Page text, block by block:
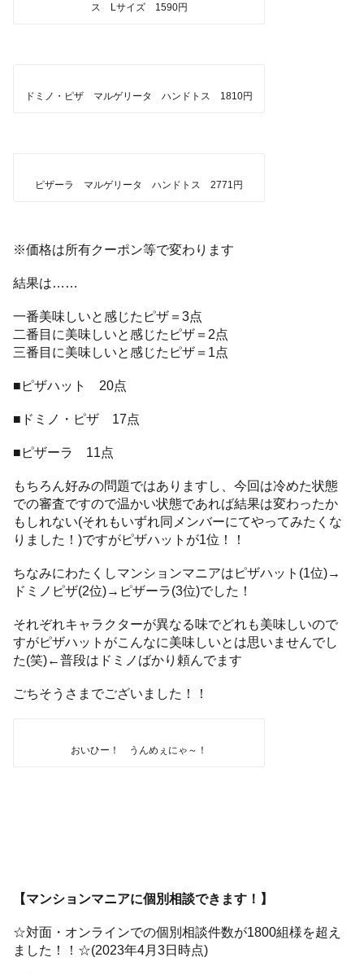
ス Lサイズ 1590円
ドミノ・ピザ マルゲリータ ハンドトス 1810円
ピザーラ マルゲリータ ハンドトス 2771円
※価格は所有クーポン等で変わります
結果は……
一番美味しいと感じたピザ＝3点
二番目に美味しいと感じたピザ＝2点
三番目に美味しいと感じたピザ＝1点
■ピザハット 20点
■ドミノ・ピザ 17点
■ピザーラ 11点
もちろん好みの問題ではありますし、今回は冷めた状態
での審査ですので温かい状態であれば結果は変わったか
もしれない(それもいずれ同メンバーにてやってみたくな
りました！)ですがピザハットが1位！！
ちなみにわたくしマンションマニアはピザハット(1位)→
ドミノピザ(2位)→ピザーラ(3位)でした！
それぞれキャラクターが異なる味でどれも美味しいので
すがピザハットがこんなに美味しいとは思いませんでし
た(笑)←普段はドミノばかり頼んでます
ごちそうさまでございました！！
おいひー！ うんめぇにゃ～！
【マンションマニアに個別相談できます！】
☆対面・オンラインでの個別相談件数が1800組様を超え
ました！！☆(2023年4月3日時点)